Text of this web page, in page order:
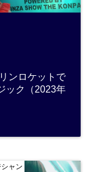
ンロケットで
ック（2023年
ャン